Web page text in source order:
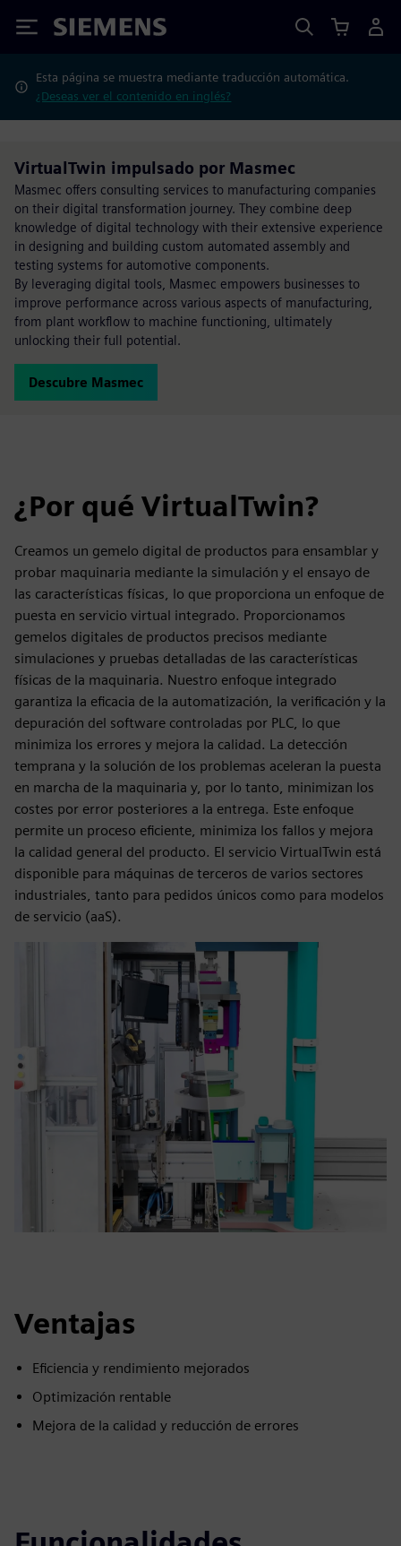
Siemens
Esta página se muestra mediante traducción automática.
¿Deseas ver el contenido en inglés?
VirtualTwin impulsado por Masmec
Masmec offers consulting services to manufacturing companies
on their digital transformation journey. They combine deep
knowledge of digital technology with their extensive experience
in designing and building custom automated assembly and
testing systems for automotive components.
By leveraging digital tools, Masmec empowers businesses to
improve performance across various aspects of manufacturing,
from plant workflow to machine functioning, ultimately
unlocking their full potential.
Descubre Masmec
¿Por qué VirtualTwin?
Creamos un gemelo digital de productos para ensamblar y
probar maquinaria mediante la simulación y el ensayo de
las características físicas, lo que proporciona un enfoque de
puesta en servicio virtual integrado. Proporcionamos
gemelos digitales de productos precisos mediante
simulaciones y pruebas detalladas de las características
físicas de la maquinaria. Nuestro enfoque integrado
garantiza la eficacia de la automatización, la verificación y la
depuración del software controladas por PLC, lo que
minimiza los errores y mejora la calidad. La detección
temprana y la solución de los problemas aceleran la puesta
en marcha de la maquinaria y, por lo tanto, minimizan los
costes por error posteriores a la entrega. Este enfoque
permite un proceso eficiente, minimiza los fallos y mejora
la calidad general del producto. El servicio VirtualTwin está
disponible para máquinas de terceros de varios sectores
industriales, tanto para pedidos únicos como para modelos
de servicio (aaS).
Ventajas
Eficiencia y rendimiento mejorados
Optimización rentable
Mejora de la calidad y reducción de errores